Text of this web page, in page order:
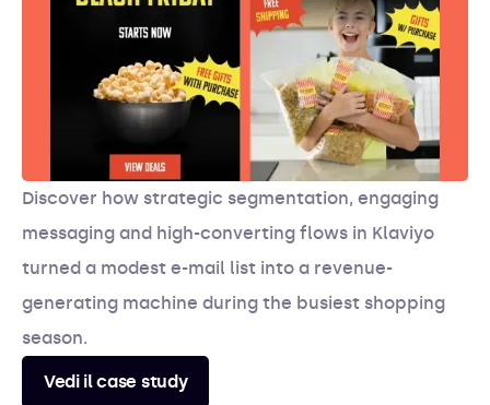
Discover how strategic segmentation, engaging
messaging and high-converting flows in Klaviyo
turned a modest e-mail list into a revenue-
generating machine during the busiest shopping
season.
Vedi il case study